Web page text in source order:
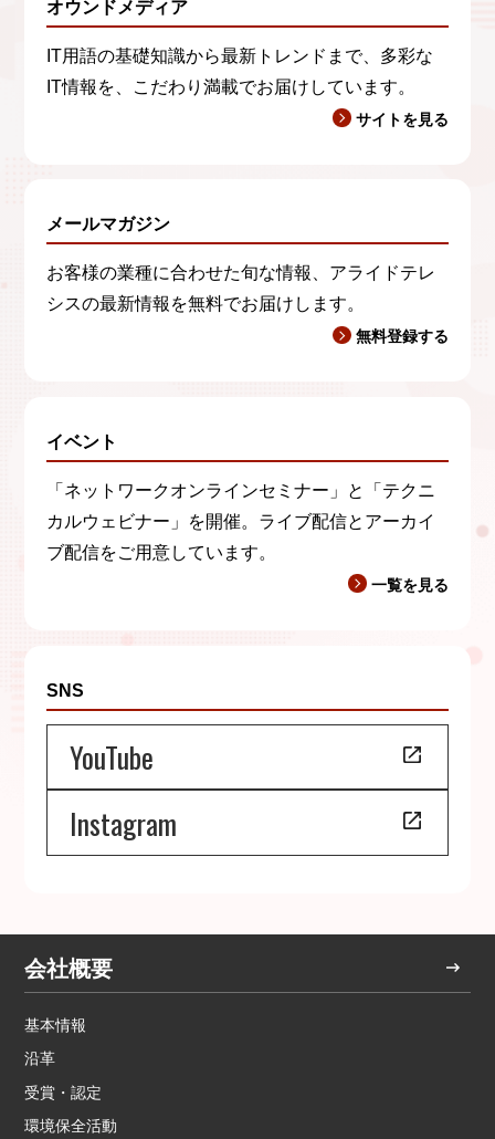
オウンドメディア
IT用語の基礎知識から最新トレンドまで、多彩な
IT情報を、こだわり満載でお届けしています。
サイトを見る
メールマガジン
お客様の業種に合わせた旬な情報、アライドテレ
シスの最新情報を無料でお届けします。
無料登録する
イベント
「ネットワークオンラインセミナー」と「テクニ
カルウェビナー」を開催。ライブ配信とアーカイ
ブ配信をご用意しています。
一覧を見る
SNS
YouTube
Instagram
会社概要
基本情報
沿革
受賞・認定
環境保全活動